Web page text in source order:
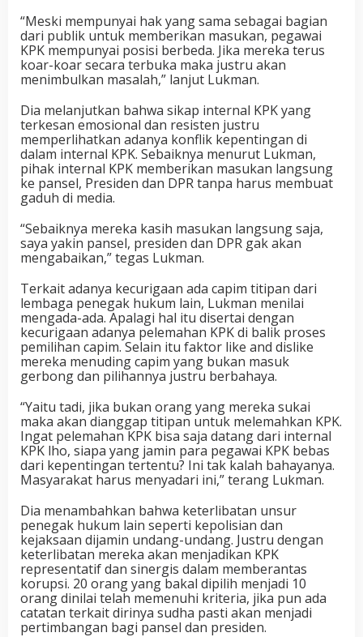
“Meski mempunyai hak yang sama sebagai bagian
dari publik untuk memberikan masukan, pegawai
KPK mempunyai posisi berbeda. Jika mereka terus
koar-koar secara terbuka maka justru akan
menimbulkan masalah,” lanjut Lukman.
Dia melanjutkan bahwa sikap internal KPK yang
terkesan emosional dan resisten justru
memperlihatkan adanya konflik kepentingan di
dalam internal KPK. Sebaiknya menurut Lukman,
pihak internal KPK memberikan masukan langsung
ke pansel, Presiden dan DPR tanpa harus membuat
gaduh di media.
“Sebaiknya mereka kasih masukan langsung saja,
saya yakin pansel, presiden dan DPR gak akan
mengabaikan,” tegas Lukman.
Terkait adanya kecurigaan ada capim titipan dari
lembaga penegak hukum lain, Lukman menilai
mengada-ada. Apalagi hal itu disertai dengan
kecurigaan adanya pelemahan KPK di balik proses
pemilihan capim. Selain itu faktor like and dislike
mereka menuding capim yang bukan masuk
gerbong dan pilihannya justru berbahaya.
“Yaitu tadi, jika bukan orang yang mereka sukai
maka akan dianggap titipan untuk melemahkan KPK.
Ingat pelemahan KPK bisa saja datang dari internal
KPK lho, siapa yang jamin para pegawai KPK bebas
dari kepentingan tertentu? Ini tak kalah bahayanya.
Masyarakat harus menyadari ini,” terang Lukman.
Dia menambahkan bahwa keterlibatan unsur
penegak hukum lain seperti kepolisian dan
kejaksaan dijamin undang-undang. Justru dengan
keterlibatan mereka akan menjadikan KPK
representatif dan sinergis dalam memberantas
korupsi. 20 orang yang bakal dipilih menjadi 10
orang dinilai telah memenuhi kriteria, jika pun ada
catatan terkait dirinya sudha pasti akan menjadi
pertimbangan bagi pansel dan presiden.